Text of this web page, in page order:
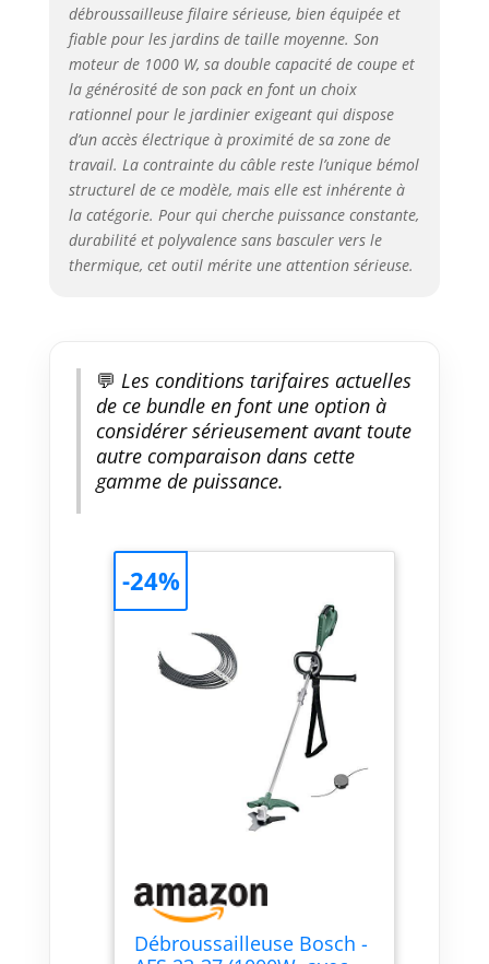
débroussailleuse filaire sérieuse, bien équipée et
fiable pour les jardins de taille moyenne. Son
moteur de 1000 W, sa double capacité de coupe et
la générosité de son pack en font un choix
rationnel pour le jardinier exigeant qui dispose
d’un accès électrique à proximité de sa zone de
travail. La contrainte du câble reste l’unique bémol
structurel de ce modèle, mais elle est inhérente à
la catégorie. Pour qui cherche puissance constante,
durabilité et polyvalence sans basculer vers le
thermique, cet outil mérite une attention sérieuse.
💬 Les conditions tarifaires actuelles
de ce bundle en font une option à
considérer sérieusement avant toute
autre comparaison dans cette
gamme de puissance.
Débroussailleuse Bosch -
-24%